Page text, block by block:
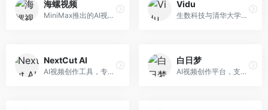
海螺视频
MiniMax推出的AI视频生成工具，支持高质量视频创作。面向内容创作者，提供文生视频、视频编辑等功能，生成速度快，视频效果自然流畅。
Vidu
生数科技与清华大学联合研发的AI视频生成大模型。面向视频创作者和内容生产者，支持文生视频、图生视频，视频质量高，物理运动理解准确，国产视频生成领先工具。
NextCut AI
AI视频创作工具，专注于智能剪辑和视频生成。面向视频创作者，提供智能剪辑、视频生成、特效添加等功能，剪辑效率高，适合快节奏内容生产。
白日梦
AI视频创作平台，支持生成长达50分钟的长视频内容。面向长视频创作者和内容生产者，支持故事视频生成、视频编辑等功能，适合叙事性内容创作。